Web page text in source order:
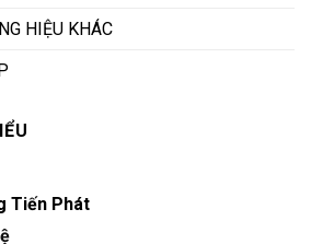
HIỆU KHÁC
Tiến Phát